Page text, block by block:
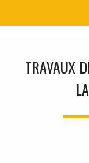
TRAVAUX